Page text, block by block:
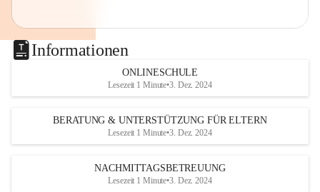
Informationen
ONLINESCHULE
Lesezeit 1 Minute•3. Dez. 2024
BERATUNG & UNTERSTÜTZUNG FÜR ELTERN
Lesezeit 1 Minute•3. Dez. 2024
NACHMITTAGSBETREUUNG
Lesezeit 1 Minute•3. Dez. 2024